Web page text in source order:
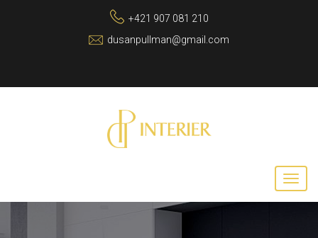
+421 907 081 210
dusanpullman@gmail.com